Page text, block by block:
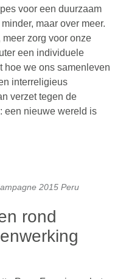
voor een duurzaam
maar over meer.
zorg voor onze
een individuele
hoe we ons samenleven
interreligieus
verzet tegen de
een nieuwe wereld is
2015 Peru
rond